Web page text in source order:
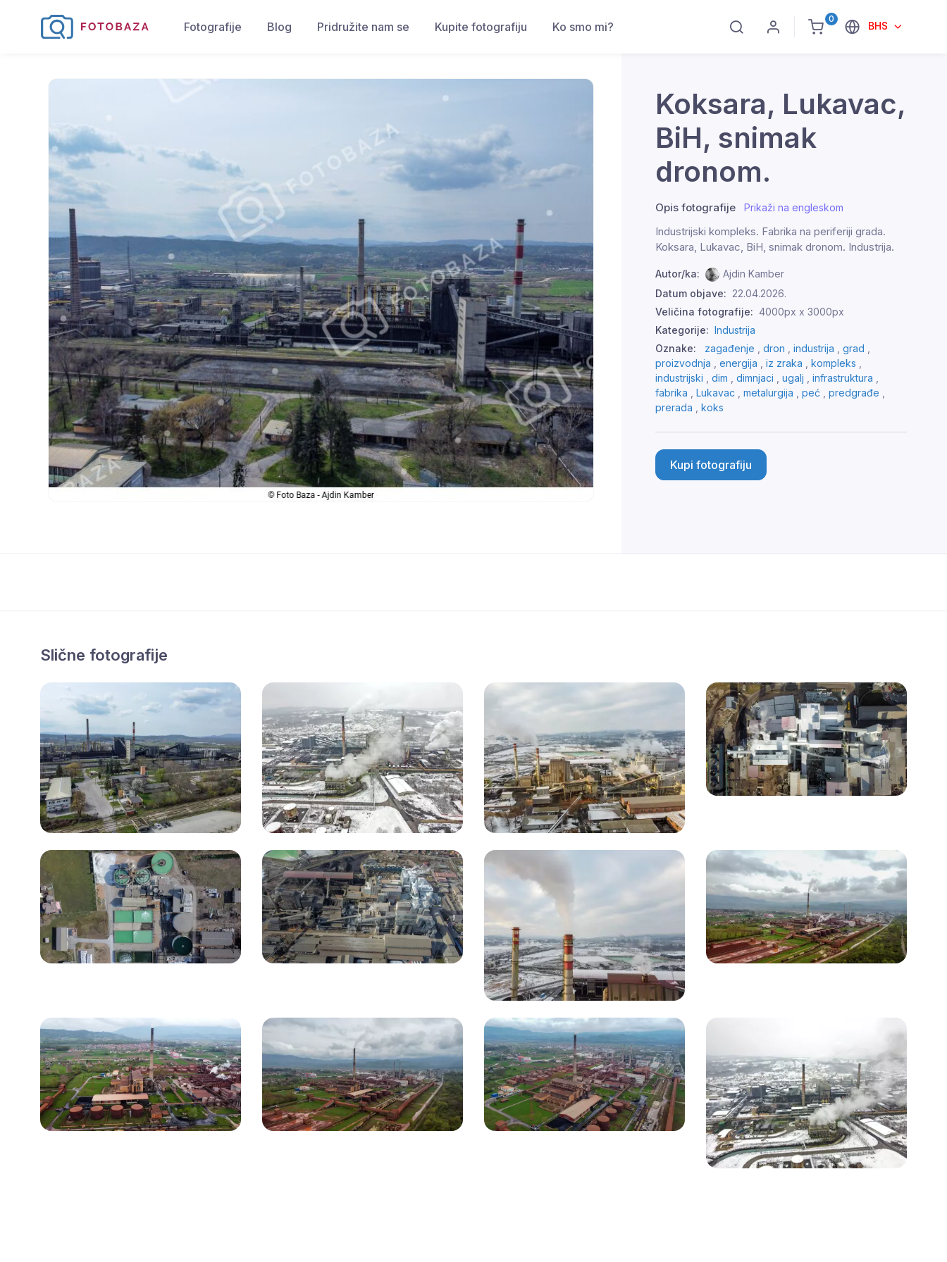
0
BHS
Fotografije Blog Pridružite nam se Kupite fotografiju Ko smo mi?
Koksara, Lukavac,
BiH, snimak
dronom.
Opis fotografije Prikaži na engleskom
Industrijski kompleks. Fabrika na periferiji grada.
Koksara, Lukavac, BiH, snimak dronom. Industrija.
Autor/ka:
Ajdin Kamber
Datum objave: 22.04.2026.
Veličina fotografije: 4000px x 3000px
Kategorije: Industrija
Oznake:
zagađenje , dron , industrija , grad ,
proizvodnja , energija , iz zraka , kompleks ,
industrijski , dim , dimnjaci , ugalj , infrastruktura ,
fabrika , Lukavac , metalurgija , peć , predgrađe ,
prerada , koks
Kupi fotografiju
Slične fotografije